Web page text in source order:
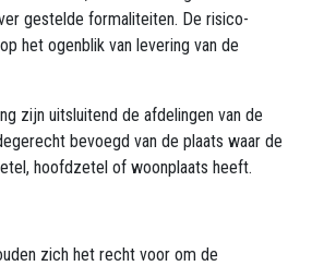
gestelde formaliteiten. De risico-
het ogenblik van levering van de
zijn uitsluitend de afdelingen van de
bevoegd van de plaats waar de
hoofdzetel of woonplaats heeft.
zich het recht voor om de